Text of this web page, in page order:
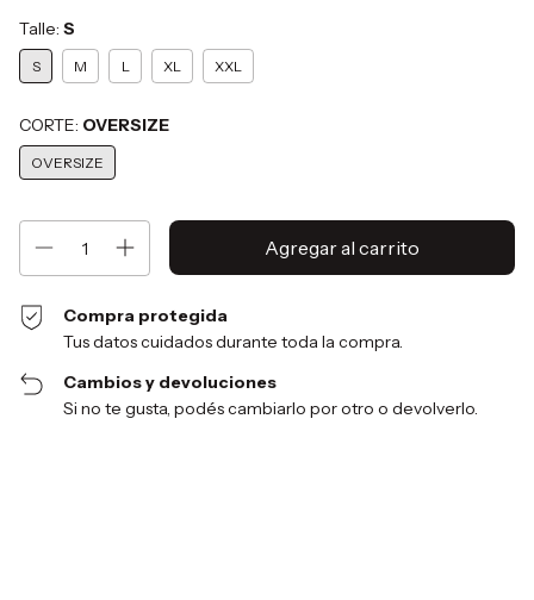
Talle: S
S M L XL XXL
CORTE: OVERSIZE
OVERSIZE
Compra protegida
Tus datos cuidados durante toda la compra.
Cambios y devoluciones
Si no te gusta, podés cambiarlo por otro o devolverlo.